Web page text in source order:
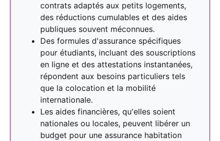
contrats adaptés aux petits logements,
des réductions cumulables et des aides
publiques souvent méconnues.
Des formules d'assurance spécifiques
pour étudiants, incluant des souscriptions
en ligne et des attestations instantanées,
répondent aux besoins particuliers tels
que la colocation et la mobilité
internationale.
Les aides financières, qu'elles soient
nationales ou locales, peuvent libérer un
budget pour une assurance habitation